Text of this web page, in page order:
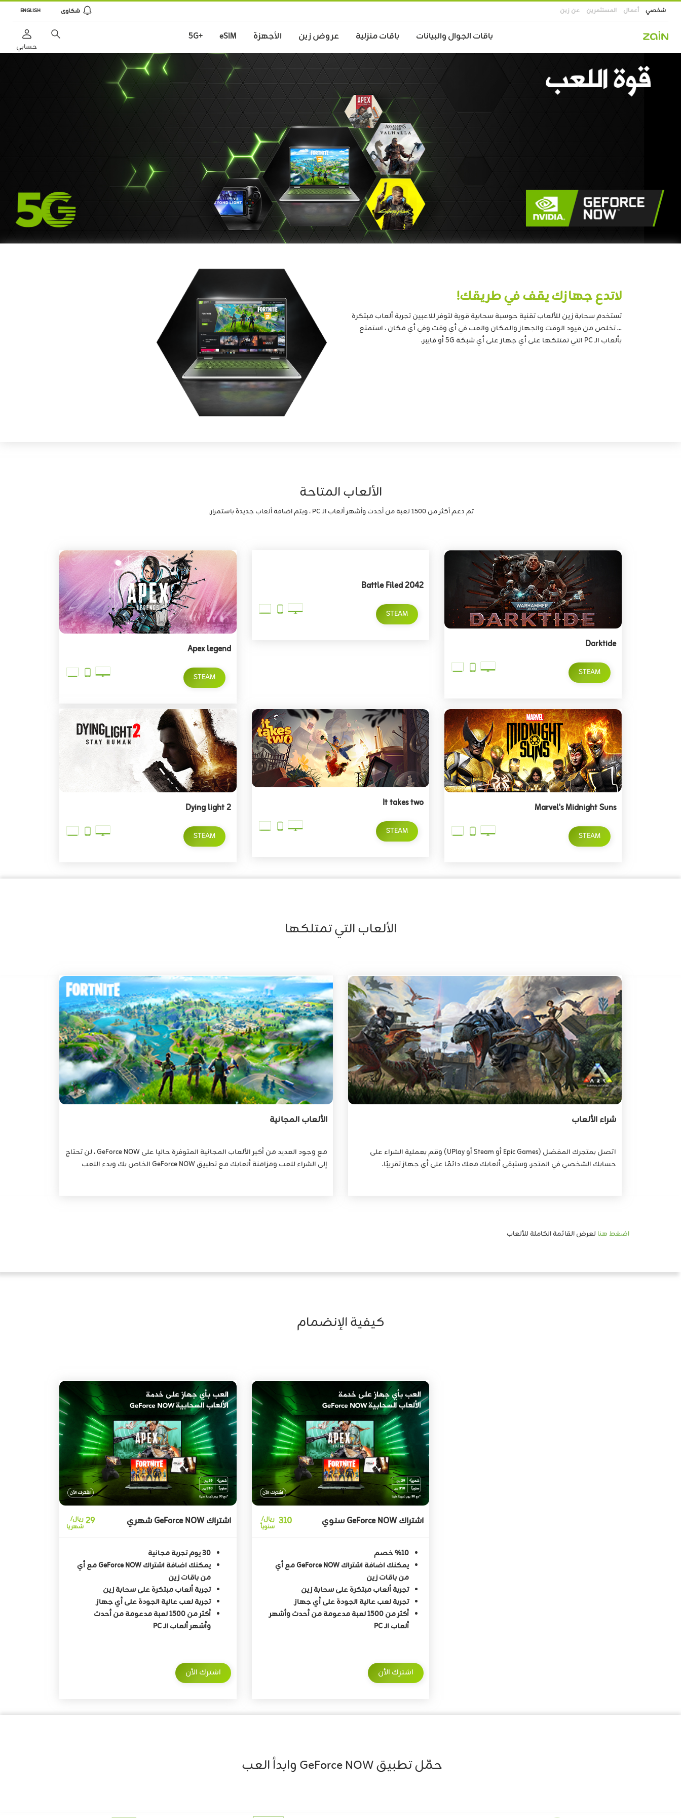
شخصي أعمال المستثمرين عن زين ENGLISH شكاوى
باقات الجوال والبيانات باقات منزلية عروض زين الأجهزة eSIM
+5G
حسابي
لاتدع جهازك يقف في طريقك!
تستخدم سحابة زين للألعاب تقنية حوسبة سحابية قوية لتوفر للاعبين تجربة ألعاب مبتكرة
... تخلص من قيود الوقت والجهاز والمكان والعب في أي وقت وفي أي مكان ، استمتع
بألعاب الـ PC التي تمتلكها على أي جهاز على أي شبكة 5G أو فايبر.
الألعاب المتاحة
تم دعم أكثر من 1500 لعبة من أحدث وأشهر ألعاب الـ PC ، ويتم اضافة ألعاب جديدة باستمرار.
Apex legend
STEAM
Battle Filed 2042
STEAM
Darktide
STEAM
Dying light 2
STEAM
It takes two
STEAM
Marvel's Midnight Suns
STEAM
الألعاب التي تمتلكها
شراء الألعاب
اتصل بمتجرك المفضل (Epic Games أو Steam أو UPlay) وقم بعملية الشراء على
حسابك الشخصي في المتجر، وستبقى ألعابك معك دائمًا على أي جهاز تقريبًا.
الألعاب المجانية
مع وجود العديد من أكبر الألعاب المجانية المتوفرة حاليا على GeForce NOW ، لن تحتاج
إلى الشراء للعب ومزامنة ألعابك مع تطبيق GeForce NOW الخاص بك وبدء اللعب
اضغط هنا لعرض القائمة الكاملة للألعاب
كيفية الإنضمام
اشتراك GeForce NOW شهري ريال/
شهريا 29
30 يوم تجربة مجانية
يمكنك اضافة اشتراك GeForce NOW مع أي
من باقات زين
تجربة ألعاب مبتكرة على سحابة زين
تجربة لعب عالية الجودة على أي جهاز
أكثر من 1500 لعبة مدعومة من أحدث
وأشهر ألعاب الـ PC
اشترك الأن
اشتراك GeForce NOW سنوي ريال/
سنوياً 310
%10 خصم
يمكنك اضافة اشتراك GeForce NOW مع أي
من باقات زين
تجربة ألعاب مبتكرة على سحابة زين
تجربة لعب عالية الجودة على أي جهاز
أكثر من 1500 لعبة مدعومة من أحدث وأشهر
ألعاب الـ PC
اشترك الأن
حمّل تطبيق GeForce NOW وابدأ العب